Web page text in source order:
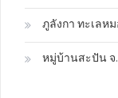
ภูลังกา ทะเลห
หมู่บ้านสะปัน